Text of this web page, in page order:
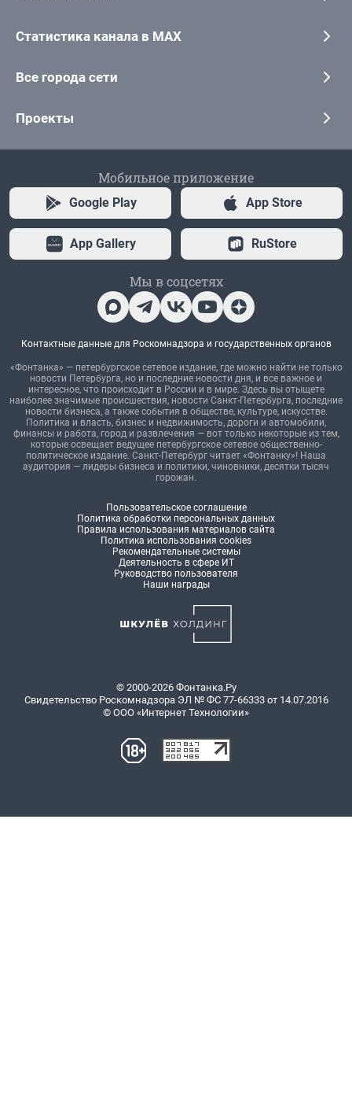
Статистика канала в MAX
Все города сети
Проекты
Мобильное приложение
Google Play App Store
App Gallery RuStore
Мы в соцсетях
Контактные данные для Роскомнадзора и государственных органов
«Фонтанка» — петербургское сетевое издание, где можно найти не только
новости Петербурга, но и последние новости дня, и все важное и
интересное, что происходит в России и в мире. Здесь вы отыщете
наиболее значимые происшествия, новости Санкт-Петербурга, последние
новости бизнеса, а также события в обществе, культуре, искусстве.
Политика и власть, бизнес и недвижимость, дороги и автомобили,
финансы и работа, город и развлечения — вот только некоторые из тем,
которые освещает ведущее петербургское сетевое общественно-
политическое издание. Санкт-Петербург читает «Фонтанку»! Наша
аудитория — лидеры бизнеса и политики, чиновники, десятки тысяч
горожан.
Пользовательское соглашение
Политика обработки персональных данных
Правила использования материалов сайта
Политика использования cookies
Рекомендательные системы
Деятельность в сфере ИТ
Руководство пользователя
Наши награды
© 2000-2026 Фонтанка.Ру
Свидетельство Роскомнадзора ЭЛ № ФС 77-66333 от 14.07.2016
© ООО «Интернет Технологии»